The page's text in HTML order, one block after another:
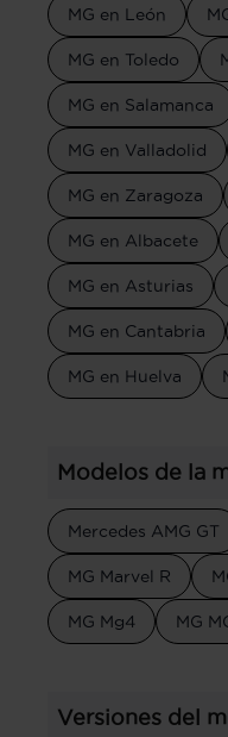
MG en León
MG en Toledo
MG en Salamanca
MG en Valladolid
MG en Zaragoza
MG en Albacete
MG en Asturias
MG en Cantabria
MG en Huelva
Modelos de la
Mercedes AMG GT
MG Marvel R
MG Mg4 MG
Versiones del